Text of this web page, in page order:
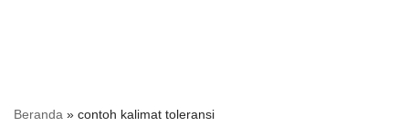
Beranda » contoh kalimat toleransi